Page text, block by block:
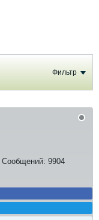
Фильтр
Сообщений: 9904